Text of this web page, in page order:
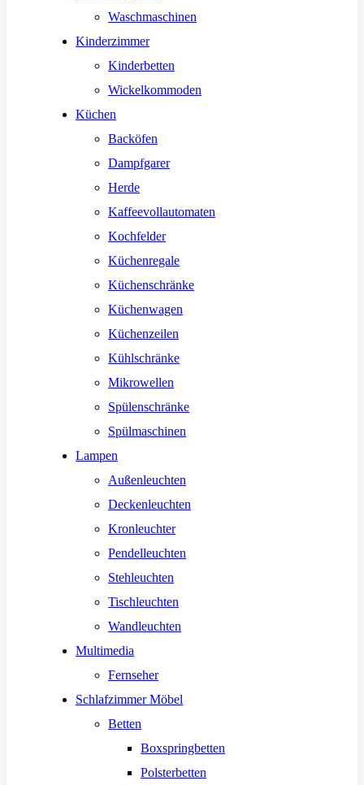
Waschmaschinen
Kinderzimmer
Kinderbetten
Wickelkommoden
Küchen
Backöfen
Dampfgarer
Herde
Kaffeevollautomaten
Kochfelder
Küchenregale
Küchenschränke
Küchenwagen
Küchenzeilen
Kühlschränke
Mikrowellen
Spülenschränke
Spülmaschinen
Lampen
Außenleuchten
Deckenleuchten
Kronleuchter
Pendelleuchten
Stehleuchten
Tischleuchten
Wandleuchten
Multimedia
Fernseher
Schlafzimmer Möbel
Betten
Boxspringbetten
Polsterbetten